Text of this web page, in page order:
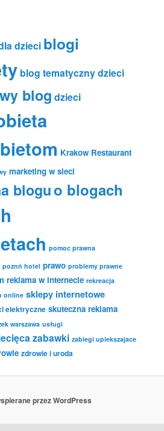
dzieci blogi
blog tematyczny dzieci
blog dzieci
Krakow Restaurant
marketing w sieci
bloguo blogach
pomoc prawna
poznń hotel prawo problemy prawne
reklama w internecie rekreacja
online sklepy internetowe
elektryczne skuteczna reklama
warszawa usługi
zabawki zabiegi upiekszajace
zdrowie i uroda
przez WordPress